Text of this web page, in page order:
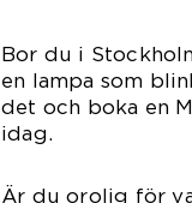
Bor du i
en lampa som
det och boka en
Är du orolig för